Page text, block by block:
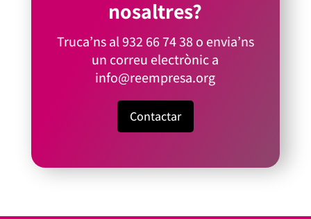
nosaltres?
Truca’ns al932 66 74 38o envia’ns
un correu electrònic a
info@reempresa.org
Contactar